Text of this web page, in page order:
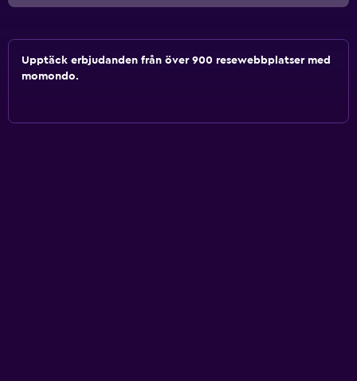
Upptäck erbjudanden från över 900 resewebbplatser med
momondo.